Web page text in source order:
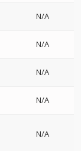
N/A
N/A
N/A
N/A
N/A